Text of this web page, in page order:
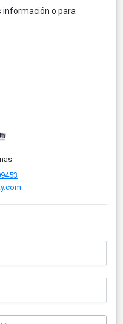
información o para